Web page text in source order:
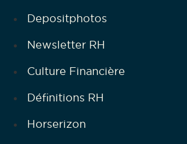
Depositphotos
Newsletter RH
Culture Financière
Définitions RH
Horserizon